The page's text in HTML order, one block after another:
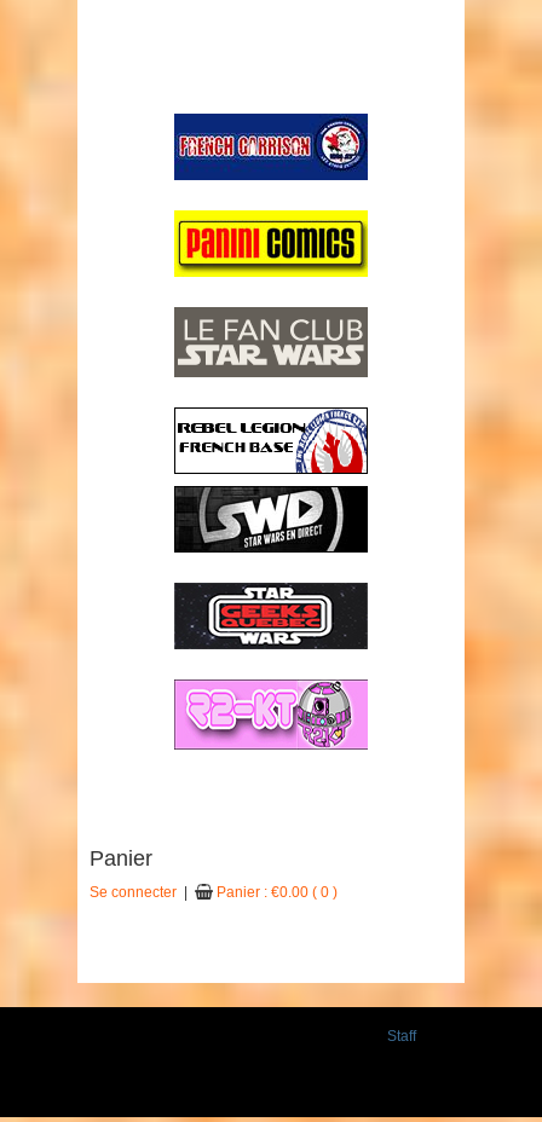
Panier
Se connecter Panier : €0.00 ( 0 )
Staff